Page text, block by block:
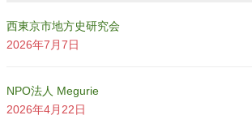
西東京市地方史研究会
2026年7月7日
NPO法人 Megurie
2026年4月22日